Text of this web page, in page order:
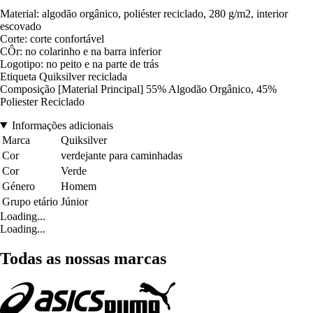
Material: algodão orgânico, poliéster reciclado, 280 g/m2, interior
escovado
Corte: corte confortável
CÔr: no colarinho e na barra inferior
Logotipo: no peito e na parte de trás
Etiqueta Quiksilver reciclada
Composição [Material Principal] 55% Algodão Orgânico, 45%
Poliester Reciclado
Informações adicionais
Marca
Quiksilver
Cor
verdejante para caminhadas
Cor
Verde
Género
Homem
Grupo etário Júnior
Loading...
Loading...
Todas as nossas marcas